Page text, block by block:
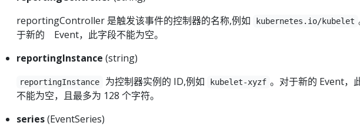
reportingController 是触发该事件的控制器的名称,例如
kubernetes.io/kubelet
于新的 Event，此字段不能为空。
reportingInstance (string)
reportingInstance 为控制器实例的 ID,例如 kubelet-xyzf 。对于新的 Event，
不能为空，且最多为 128 个字符。
series(EventSeries)